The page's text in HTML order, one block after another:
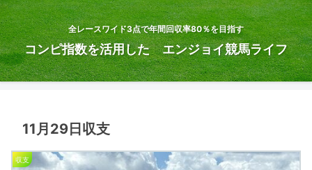
全レースワイド3点で年間回収率80％を目指す
コンピ指数を活用した エンジョイ競馬ライフ
11月29日収支
収支